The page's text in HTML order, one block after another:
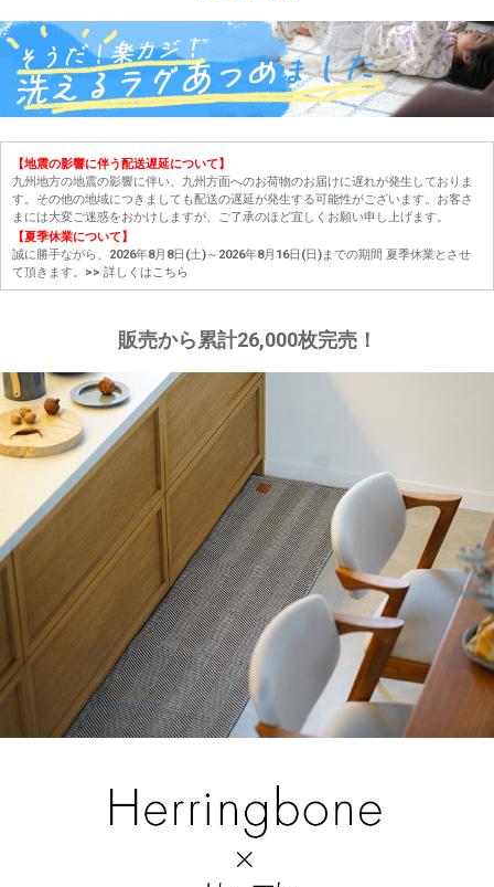
【地震の影響に伴う配送遅延について】
九州地方の地震の影響に伴い、九州方面へのお荷物のお届けに遅れが発生しておりま
す。その他の地域につきましても配送の遅延が発生する可能性がございます。お客さ
まには大変ご迷惑をおかけしますが、ご了承のほど宜しくお願い申し上げます。
【夏季休業について】
誠に勝手ながら、2026年8月8日(土)～2026年8月16日(日)までの期間 夏季休業とさせ
て頂きます。 >> 詳しくはこちら
販売から累計26,000枚完売！